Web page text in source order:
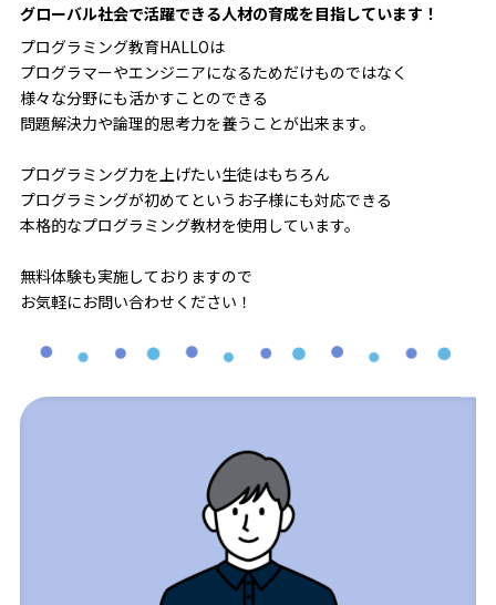
グローバル社会で活躍できる人材の育成を目指しています！
プログラミング教育HALLOは
プログラマーやエンジニアになるためだけものではなく
様々な分野にも活かすことのできる
問題解決力や論理的思考力を養うことが出来ます。
プログラミング力を上げたい生徒はもちろん
プログラミングが初めてというお子様にも対応できる
本格的なプログラミング教材を使用しています。
無料体験も実施しておりますので
お気軽にお問い合わせください！